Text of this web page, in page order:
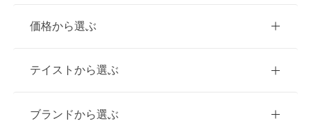
赤
価格から選ぶ
ご購入
10万円台以下
テイストから選ぶ
クラシック
ブランドから選ぶ